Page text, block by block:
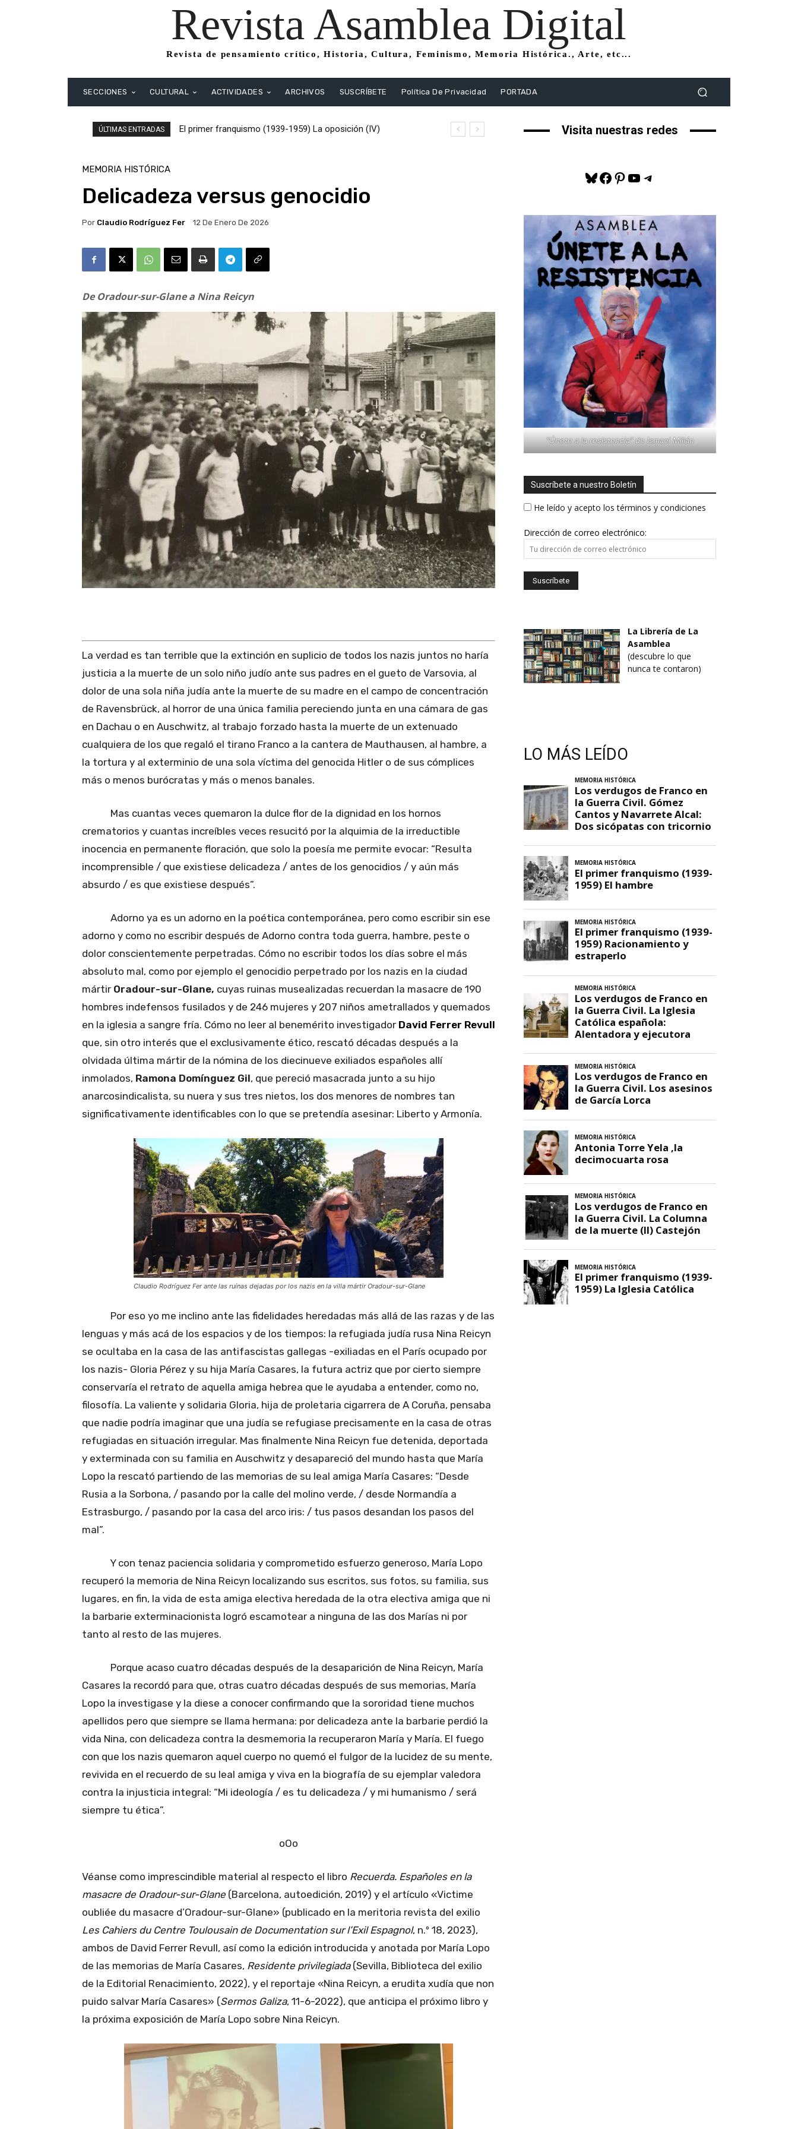
Revista Asamblea Digital
Revista de pensamiento crítico, Historia, Cultura, Feminismo, Memoria Histórica., Arte, etc...
SECCIONES CULTURAL ACTIVIDADES ARCHIVOS SUSCRÍBETE Política De Privacidad PORTADA
ÚLTIMAS ENTRADAS
El primer franquismo (1939-1959) La oposición (IV)
El primer franquismo (1939-1959) La oposición (III) El PSOE
MEMORIA HISTÓRICA
Delicadeza versus genocidio
Por Claudio Rodríguez Fer 12 De Enero De 2026
De Oradour-sur-Glane a Nina Reicyn
La verdad es tan terrible que la extinción en suplicio de todos los nazis juntos no haría
justicia a la muerte de un solo niño judío ante sus padres en el gueto de Varsovia, al
dolor de una sola niña judía ante la muerte de su madre en el campo de concentración
de Ravensbrück, al horror de una única familia pereciendo junta en una cámara de gas
en Dachau o en Auschwitz, al trabajo forzado hasta la muerte de un extenuado
cualquiera de los que regaló el tirano Franco a la cantera de Mauthausen, al hambre, a
la tortura y al exterminio de una sola víctima del genocida Hitler o de sus cómplices
más o menos burócratas y más o menos banales.
Mas cuantas veces quemaron la dulce flor de la dignidad en los hornos
crematorios y cuantas increíbles veces resucitó por la alquimia de la irreductible
inocencia en permanente floración, que solo la poesía me permite evocar: “Resulta
incomprensible / que existiese delicadeza / antes de los genocidios / y aún más
absurdo / es que existiese después”.
Adorno ya es un adorno en la poética contemporánea, pero como escribir sin ese
adorno y como no escribir después de Adorno contra toda guerra, hambre, peste o
dolor conscientemente perpetradas. Cómo no escribir todos los días sobre el más
absoluto mal, como por ejemplo el genocidio perpetrado por los nazis en la ciudad
mártir Oradour-sur-Glane, cuyas ruinas musealizadas recuerdan la masacre de 190
hombres indefensos fusilados y de 246 mujeres y 207 niños ametrallados y quemados
en la iglesia a sangre fría. Cómo no leer al benemérito investigador David Ferrer Revull
que, sin otro interés que el exclusivamente ético, rescató décadas después a la
olvidada última mártir de la nómina de los diecinueve exiliados españoles allí
inmolados, Ramona Domínguez Gil, que pereció masacrada junto a su hijo
anarcosindicalista, su nuera y sus tres nietos, los dos menores de nombres tan
significativamente identificables con lo que se pretendía asesinar: Liberto y Armonía.
Claudio Rodríguez Fer ante las ruínas dejadas por los nazis en la villa mártir Oradour-sur-Glane
Por eso yo me inclino ante las fidelidades heredadas más allá de las razas y de las
lenguas y más acá de los espacios y de los tiempos: la refugiada judía rusa Nina Reicyn
se ocultaba en la casa de las antifascistas gallegas -exiliadas en el París ocupado por
los nazis- Gloria Pérez y su hija María Casares, la futura actriz que por cierto siempre
conservaría el retrato de aquella amiga hebrea que le ayudaba a entender, como no,
filosofía. La valiente y solidaria Gloria, hija de proletaria cigarrera de A Coruña, pensaba
que nadie podría imaginar que una judía se refugiase precisamente en la casa de otras
refugiadas en situación irregular. Mas finalmente Nina Reicyn fue detenida, deportada
y exterminada con su familia en Auschwitz y desapareció del mundo hasta que María
Lopo la rescató partiendo de las memorias de su leal amiga María Casares: “Desde
Rusia a la Sorbona, / pasando por la calle del molino verde, / desde Normandía a
Estrasburgo, / pasando por la casa del arco iris: / tus pasos desandan los pasos del
mal”.
Y con tenaz paciencia solidaria y comprometido esfuerzo generoso, María Lopo
recuperó la memoria de Nina Reicyn localizando sus escritos, sus fotos, su familia, sus
lugares, en fin, la vida de esta amiga electiva heredada de la otra electiva amiga que ni
la barbarie exterminacionista logró escamotear a ninguna de las dos Marías ni por
tanto al resto de las mujeres.
Porque acaso cuatro décadas después de la desaparición de Nina Reicyn, María
Casares la recordó para que, otras cuatro décadas después de sus memorias, María
Lopo la investigase y la diese a conocer confirmando que la sororidad tiene muchos
apellidos pero que siempre se llama hermana: por delicadeza ante la barbarie perdió la
vida Nina, con delicadeza contra la desmemoria la recuperaron María y María. El fuego
con que los nazis quemaron aquel cuerpo no quemó el fulgor de la lucidez de su mente,
revivida en el recuerdo de su leal amiga y viva en la biografía de su ejemplar valedora
contra la injusticia integral: “Mi ideología / es tu delicadeza / y mi humanismo / será
siempre tu ética”.
oOo
Véanse como imprescindible material al respecto el libro Recuerda. Españoles en la
masacre de Oradour-sur-Glane (Barcelona, autoedición, 2019) y el artículo «Victime
oubliée du masacre d’Oradour-sur-Glane» (publicado en la meritoria revista del exilio
Les Cahiers du Centre Toulousain de Documentation sur l’Exil Espagnol, n.º 18, 2023),
ambos de David Ferrer Revull, así como la edición introducida y anotada por María Lopo
de las memorias de María Casares, Residente privilegiada(Sevilla, Biblioteca del exilio
de la Editorial Renacimiento, 2022), y el reportaje «Nina Reicyn, a erudita xudía que non
puido salvar María Casares» (Sermos Galiza, 11-6-2022), que anticipa el próximo libro y
la próxima exposición de María Lopo sobre Nina Reicyn.
Visita nuestras redes
Bluesky
Facebook
Pinterest
YouTube
Telegram
"Únete a la resistencia" de Ismael Millán
Suscríbete a nuestro Boletín
He leído y acepto los términos y condiciones
Dirección de correo electrónico:
La Librería de La
Asamblea
(descubre lo que
nunca te contaron)
LO MÁS LEÍDO